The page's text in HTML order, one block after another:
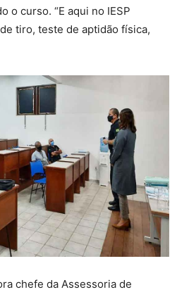
o curso. “E aqui no IESP
tiro, teste de aptidão física,
chefe da Assessoria de